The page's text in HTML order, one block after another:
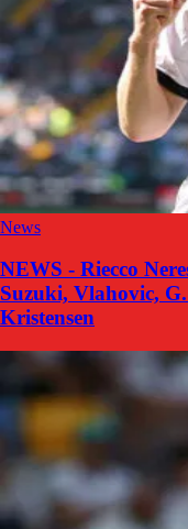
News
NEWS - Riecco
Suzuki, Vlahovic,
Kristensen